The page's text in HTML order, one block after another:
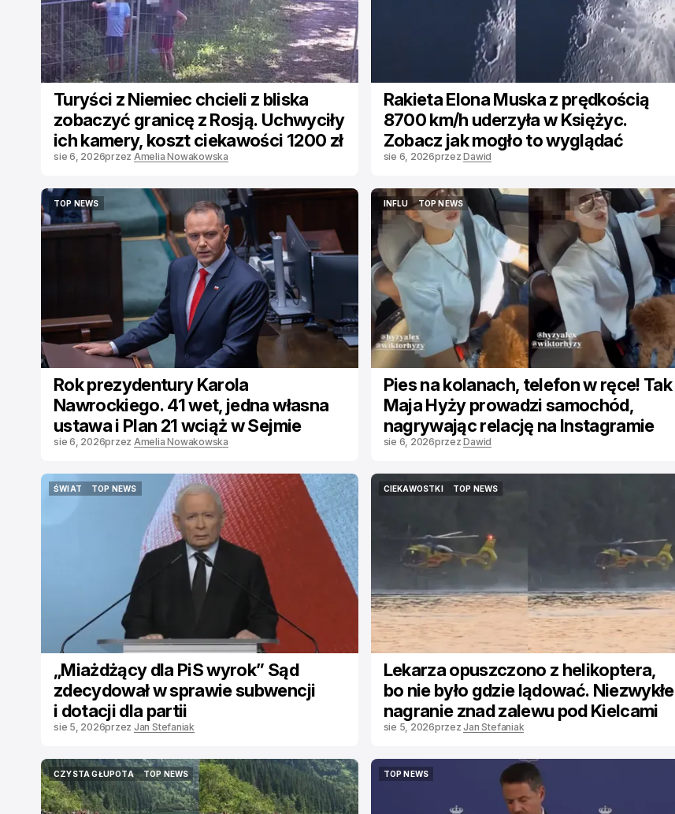
Turyści z Niemiec chcieli z bliska
zobaczyć granicę z Rosją. Uchwyciły
ich kamery, koszt ciekawości 1200 zł
sie 6, 2026przez Amelia Nowakowska
Rakieta Elona Muska z prędkością
8700 km/h uderzyła w Księżyc.
Zobacz jak mogło to wyglądać
sie 6, 2026przez Dawid
TOP NEWS
TOP NEWS
Rok prezydentury Karola
Nawrockiego. 41 wet, jedna własna
ustawa i Plan 21 wciąż w Sejmie
sie 6, 2026przez Amelia Nowakowska
INFLU
INFLU
TOP NEWS
TOP NEWS
Pies na kolanach, telefon w ręce! Tak
Maja Hyży prowadzi samochód,
nagrywając relację na Instagramie
sie 6, 2026przez Dawid
ŚWIAT
TOP NEWS
„Miażdżący dla PiS wyrok” Sąd
zdecydował w sprawie subwencji
i dotacji dla partii
sie 5, 2026przez Jan Stefaniak
CIEKAWOSTKI
TOP NEWS
Lekarza opuszczono z helikoptera,
bo nie było gdzie lądować. Niezwykłe
nagranie znad zalewu pod Kielcami
sie 5, 2026przez Jan Stefaniak
CZYSTA GŁUPOTA
CZYSTA GŁUPOTA
TOP NEWS
TOP NEWS
TOP NEWS